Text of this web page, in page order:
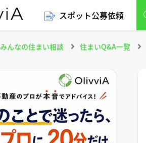
スポット公募依頼
みんなの住まい相談 住まいQ&A一覧